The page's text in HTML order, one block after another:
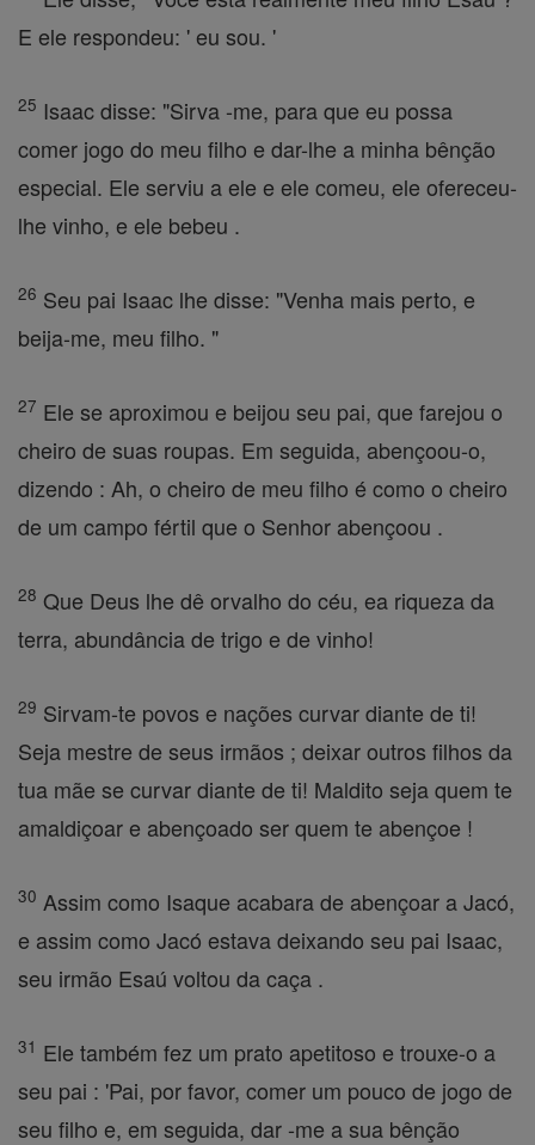
E ele respondeu: ' eu sou. '
25 Isaac disse: "Sirva -me, para que eu possa
comer jogo do meu filho e dar-lhe a minha bênção
especial. Ele serviu a ele e ele comeu, ele ofereceu-
lhe vinho, e ele bebeu .
26 Seu pai Isaac lhe disse: "Venha mais perto, e
beija-me, meu filho. "
27 Ele se aproximou e beijou seu pai, que farejou o
cheiro de suas roupas. Em seguida, abençoou-o,
dizendo : Ah, o cheiro de meu filho é como o cheiro
de um campo fértil que o Senhor abençoou .
28 Que Deus lhe dê orvalho do céu, ea riqueza da
terra, abundância de trigo e de vinho!
29 Sirvam-te povos e nações curvar diante de ti!
Seja mestre de seus irmãos ; deixar outros filhos da
tua mãe se curvar diante de ti! Maldito seja quem te
amaldiçoar e abençoado ser quem te abençoe !
30 Assim como Isaque acabara de abençoar a Jacó,
e assim como Jacó estava deixando seu pai Isaac,
seu irmão Esaú voltou da caça .
31 Ele também fez um prato apetitoso e trouxe-o a
seu pai : 'Pai, por favor, comer um pouco de jogo de
seu filho e, em seguida, dar -me a sua bênção